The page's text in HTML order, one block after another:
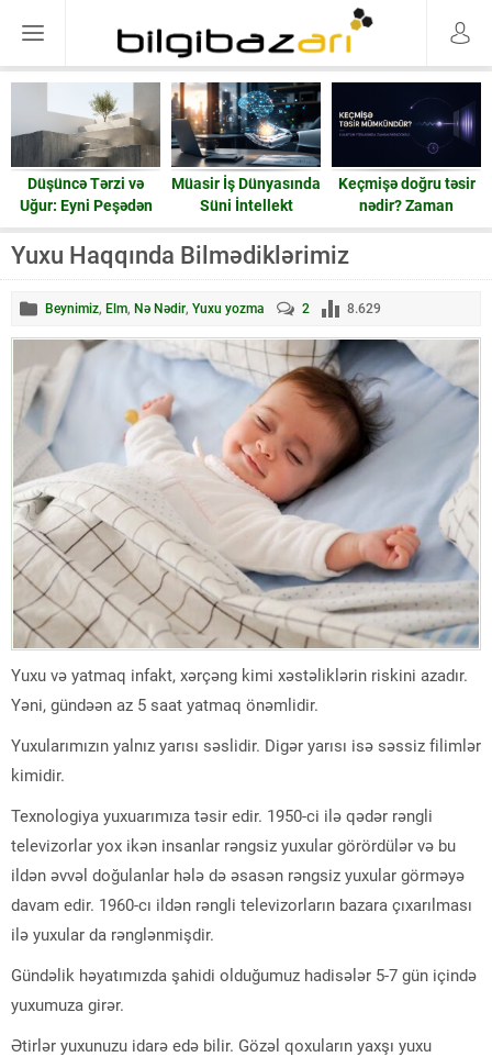
Düşüncə Tərzi və
Uğur: Eyni Peşədən
Fərqli Nəticələrə
Gedən Yol
Müasir İş Dünyasında
Süni İntellekt
Keçmişə doğru təsir
nədir? Zaman
həqiqətən geri işləyə
Yuxu Haqqında Bilmədiklərimiz
Beynimiz, Elm, Nə Nədir, Yuxu yozma 2 8.629
Yuxu və yatmaq infakt, xərçəng kimi xəstəliklərin riskini azadır.
Yəni, gündəən az 5 saat yatmaq önəmlidir.
Yuxularımızın yalnız yarısı səslidir. Digər yarısı isə səssiz filimlər
kimidir.
Texnologiya yuxuarımıza təsir edir. 1950-ci ilə qədər rəngli
televizorlar yox ikən insanlar rəngsiz yuxular görördülər və bu
ildən əvvəl doğulanlar hələ də əsasən rəngsiz yuxular görməyə
davam edir. 1960-cı ildən rəngli televizorların bazara çıxarılması
ilə yuxular da rənglənmişdir.
Gündəlik həyatımızda şahidi olduğumuz hadisələr 5-7 gün içində
yuxumuza girər.
Ətirlər yuxunuzu idarə edə bilir. Gözəl qoxuların yaxşı yuxu